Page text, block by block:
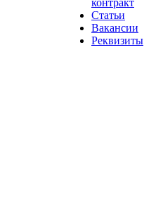
контракт
Статьи
Вакансии
Реквизиты